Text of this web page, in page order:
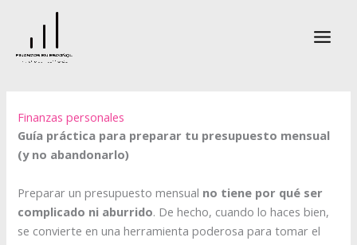
contenido
Finanzas personales
Guía práctica para preparar tu presupuesto mensual
(y no abandonarlo)
Preparar un presupuesto mensual no tiene por qué ser
complicado ni aburrido. De hecho, cuando lo haces bien,
se convierte en una herramienta poderosa para tomar el